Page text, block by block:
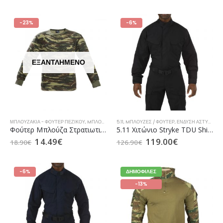
-23%
ΕΞΑΝΤΛΗΜΈΝΟ
ΜΠΛΟΥΖΆΚΙΑ - ΦΟΎΤΕΡ ΠΕΖΙΚΟΎ, MΠΛΟΎΖΕΣ / ΦΟΎΤΕΡ ,ΜΠΛΟΥΖΆΚΙΑ / ΦΟΎΤΕΡ ΑΕΡΟΠΟΡΊΑΣ
Φούτερ Μπλούζα Στρατιωτική Ελληνικής Παραλλαγής της Armyrace 609
18.90€ 14.49€
-6%
5.11, MΠΛΟΎΖΕΣ / ΦΟΎΤΕΡ,ΈΝΔΥΣΗ ΑΣΤΥΝΟΜΊΑΣ
5.11 Χιτώνιο Stryke TDU Shirt Black (72416)
126.90€ 119.00€
-6%
ΔΗΜΟΦΙΛΈΣ
-13%